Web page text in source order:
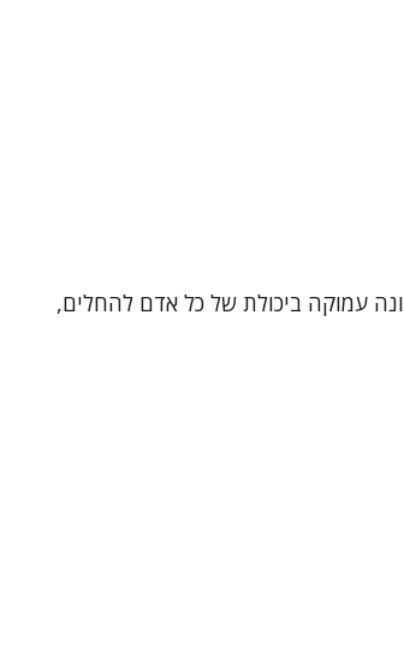
עמוקה ביכולת של כל אדם להחלים,